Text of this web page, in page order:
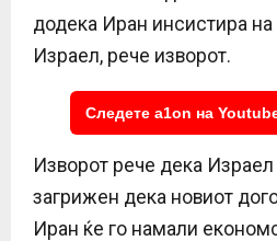
додека Иран инсистира
Израел, рече изворот.
Следете a1on на
Изворот рече дека Израел
загрижен дека новиот
Иран ќе го намали